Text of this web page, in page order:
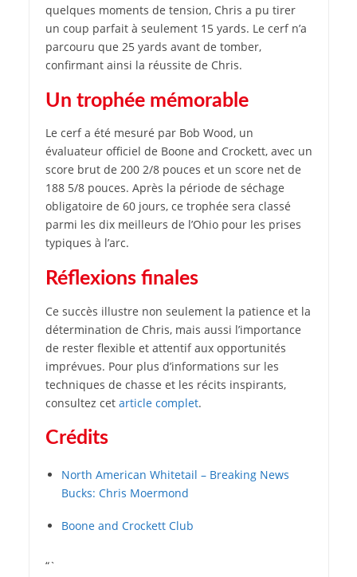
quelques moments de tension, Chris a pu tirer
un coup parfait à seulement 15 yards. Le cerf n’a
parcouru que 25 yards avant de tomber,
confirmant ainsi la réussite de Chris.
Un trophée mémorable
Le cerf a été mesuré par Bob Wood, un
évaluateur officiel de Boone and Crockett, avec un
score brut de 200 2/8 pouces et un score net de
188 5/8 pouces. Après la période de séchage
obligatoire de 60 jours, ce trophée sera classé
parmi les dix meilleurs de l’Ohio pour les prises
typiques à l’arc.
Réflexions finales
Ce succès illustre non seulement la patience et la
détermination de Chris, mais aussi l’importance
de rester flexible et attentif aux opportunités
imprévues. Pour plus d’informations sur les
techniques de chasse et les récits inspirants,
consultez cet article complet.
Crédits
North American Whitetail – Breaking News
Bucks: Chris Moermond
Boone and Crockett Club
“`